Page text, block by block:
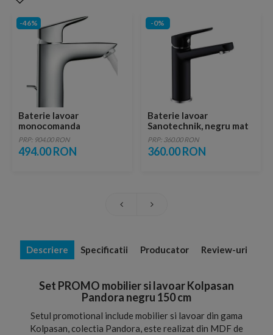
-46%
Baterie lavoar
monocomanda
Hansgrohe Logis 100
PRP: 904.00 RON
494.00 RON
-0%
Baterie lavoar
Sanotechnik, negru mat
PRP: 360.00 RON
360.00 RON
Descriere Specificatii Producator Review-uri
Set PROMO mobilier si lavoar Kolpasan
Pandora negru 150 cm
Setul promotional include mobilier si lavoar din gama
Kolpasan, colectia Pandora, este realizat din MDF de